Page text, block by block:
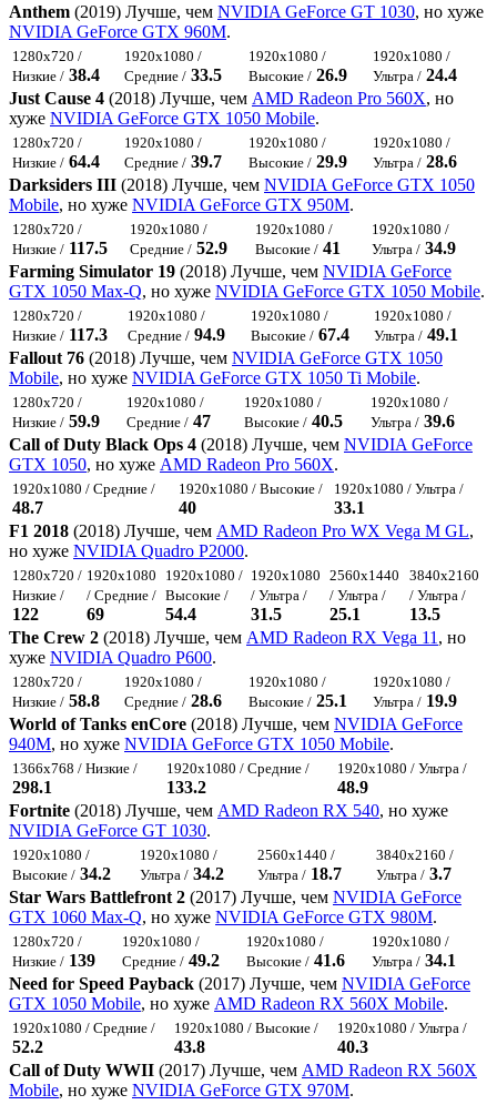
Anthem (2019) Лучше, чем NVIDIA GeForce GT 1030, но хуже
NVIDIA GeForce GTX 960M.
1280x720 /
Низкие / 38.4
1920x1080 /
Средние / 33.5
1920x1080 /
Высокие / 26.9
1920x1080 /
Ультра / 24.4
Just Cause 4 (2018) Лучше, чем AMD Radeon Pro 560X, но
хуже NVIDIA GeForce GTX 1050 Mobile.
1280x720 /
Низкие / 64.4
1920x1080 /
Средние / 39.7
1920x1080 /
Высокие / 29.9
1920x1080 /
Ультра / 28.6
Darksiders III (2018) Лучше, чем NVIDIA GeForce GTX 1050
Mobile, но хуже NVIDIA GeForce GTX 950M.
1280x720 /
Низкие / 117.5
1920x1080 /
Средние / 52.9
1920x1080 /
Высокие / 41
1920x1080 /
Ультра / 34.9
Farming Simulator 19 (2018) Лучше, чем NVIDIA GeForce
GTX 1050 Max-Q, но хуже NVIDIA GeForce GTX 1050 Mobile.
1280x720 /
Низкие / 117.3
1920x1080 /
Средние / 94.9
1920x1080 /
Высокие / 67.4
1920x1080 /
Ультра / 49.1
Fallout 76 (2018) Лучше, чем NVIDIA GeForce GTX 1050
Mobile, но хуже NVIDIA GeForce GTX 1050 Ti Mobile.
1280x720 /
Низкие / 59.9
1920x1080 /
Средние / 47
1920x1080 /
Высокие / 40.5
1920x1080 /
Ультра / 39.6
Call of Duty Black Ops 4 (2018) Лучше, чем NVIDIA GeForce
GTX 1050, но хуже AMD Radeon Pro 560X.
1920x1080 / Средние /
48.7
1920x1080 / Высокие /
40
1920x1080 / Ультра /
33.1
F1 2018 (2018) Лучше, чем AMD Radeon Pro WX Vega M GL,
но хуже NVIDIA Quadro P2000.
1280x720 /
Низкие /
122
1920x1080
/ Средние /
69
1920x1080 /
Высокие /
54.4
1920x1080
/ Ультра /
31.5
2560x1440
/ Ультра /
25.1
3840x2160
/ Ультра /
13.5
The Crew 2 (2018) Лучше, чем AMD Radeon RX Vega 11 , но
хуже NVIDIA Quadro P600.
1280x720 /
Низкие / 58.8
1920x1080 /
Средние / 28.6
1920x1080 /
Высокие / 25.1
1920x1080 /
Ультра / 19.9
World of Tanks enCore (2018) Лучше, чем NVIDIA GeForce
940M, но хуже NVIDIA GeForce GTX 1050 Mobile.
1366x768 / Низкие /
298.1
1920x1080 / Средние /
133.2
1920x1080 / Ультра /
48.9
Fortnite (2018) Лучше, чем AMD Radeon RX 540, но хуже
NVIDIA GeForce GT 1030.
1920x1080 /
Высокие / 34.2
1920x1080 /
Ультра / 34.2
2560x1440 /
Ультра / 18.7
3840x2160 /
Ультра / 3.7
Star Wars Battlefront 2 (2017) Лучше, чем NVIDIA GeForce
GTX 1060 Max-Q, но хуже NVIDIA GeForce GTX 980M.
1280x720 /
Низкие / 139
1920x1080 /
Средние / 49.2
1920x1080 /
Высокие / 41.6
1920x1080 /
Ультра / 34.1
Need for Speed Payback (2017) Лучше, чем NVIDIA GeForce
GTX 1050 Mobile, но хуже AMD Radeon RX 560X Mobile.
1920x1080 / Средние /
52.2
1920x1080 / Высокие /
43.8
1920x1080 / Ультра /
40.3
Call of Duty WWII (2017) Лучше, чем AMD Radeon RX 560X
Mobile, но хуже NVIDIA GeForce GTX 970M.